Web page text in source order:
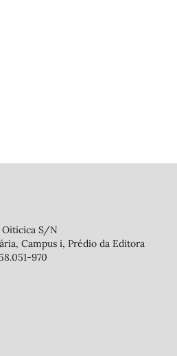
Oiticica S/N
Campus i, Prédio da Editora
970